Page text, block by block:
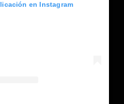
en Instagram